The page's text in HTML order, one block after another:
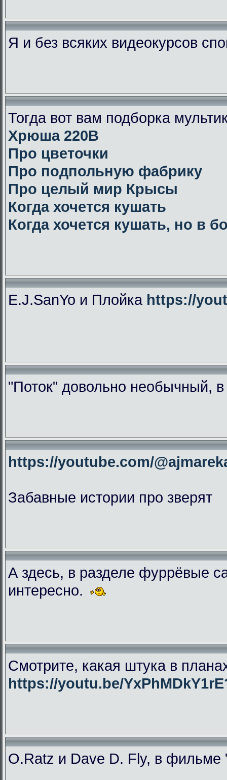
Я и без всяких видеокурсов
Тогда вот вам подборка
Хрюша 220В
Про цветочки
Про подпольную фабрику
Про целый мир Крысы
Когда хочется кушать
Когда хочется кушать, но в
E.J.SanYo и Плойка https://
"Поток" довольно необычный,
https://youtube.com/
Забавные истории про зверят
А здесь, в разделе фуррёвые
интересно.
Смотрите, какая штука в
https://youtu.be/
O.Ratz и Dave D. Fly, в